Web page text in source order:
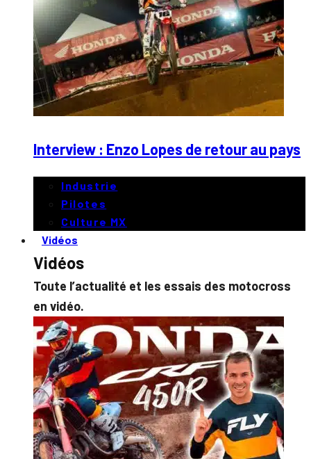
Interview : Enzo Lopes de retour au pays
Industrie
Pilotes
Culture MX
Vidéos
Vidéos
Toute l’actualité et les essais des motocross
en vidéo.